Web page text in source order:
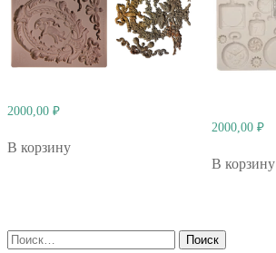
2000,00 ₽
В корзину
2000,00 ₽
В корзину
Найти: